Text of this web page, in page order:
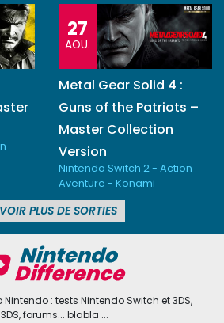
27
AOU.
Metal Gear Solid 4 :
Guns of the Patriots –
Master Collection
Version
Nintendo Switch 2 - Action
Aventure - Konami
VOIR PLUS DE SORTIES
: tests Nintendo Switch et 3DS,
forums... blabla ...